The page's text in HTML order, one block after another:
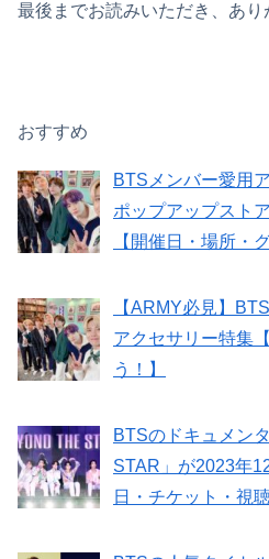
最後までお読みいただき、あ
おすすめ
BTSメンバー愛用
ポップアップスト
【開催日・場所・
【ARMY必見】
アクセサリー特集
う！】
BTSのドキュメン
STAR」が2023年
日・チケット・視